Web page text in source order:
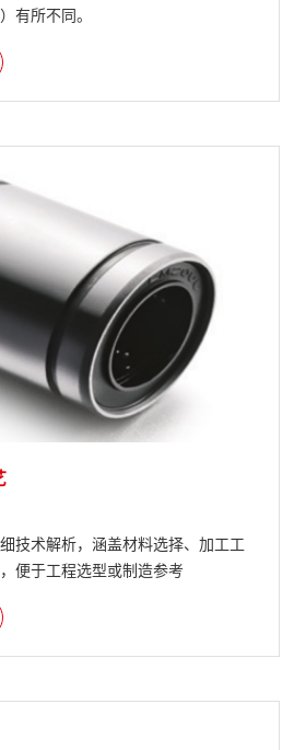
有所不同。
技术解析，涵盖材料选择、加工工
便于工程选型或制造参考